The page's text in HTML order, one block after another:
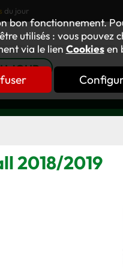
bon fonctionnement.
utilisés : vous pouvez
via le lien Cookiesen
du jour
JOUR
2018/2019